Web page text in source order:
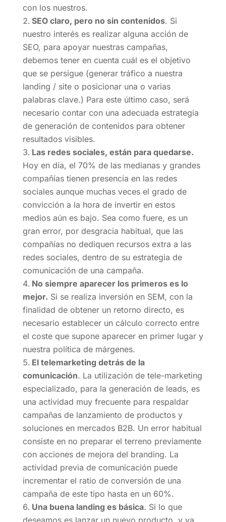
con los nuestros.
SEO claro, pero no sin contenidos. Si
nuestro interés es realizar alguna acción de
SEO, para apoyar nuestras campañas,
debemos tener en cuenta cuál es el objetivo
que se persigue (generar tráfico a nuestra
landing / site o posicionar una o varias
palabras clave.) Para este último caso, será
necesario contar con una adecuada estrategia
de generación de contenidos para obtener
resultados visibles.
Las redes sociales, están para quedarse.
Hoy en día, el 70% de las medianas y grandes
compañías tienen presencia en las redes
sociales aunque muchas veces el grado de
convicción a la hora de invertir en estos
medios aún es bajo. Sea como fuere, es un
gran error, por desgracia habitual, que las
compañías no dediquen recursos extra a las
redes sociales, dentro de su estrategia de
comunicación de una campaña.
No siempre aparecer los primeros es lo
mejor. Si se realiza inversión en SEM, con la
finalidad de obtener un retorno directo, es
necesario establecer un cálculo correcto entre
el coste que supone aparecer en primer lugar y
nuestra política de márgenes.
El telemarketing detrás de la
comunicación. La utilización de tele-marketing
especializado, para la generación de leads, es
una actividad muy frecuente para respaldar
campañas de lanzamiento de productos y
soluciones en mercados B2B. Un error habitual
consiste en no preparar el terreno previamente
con acciones de mejora del branding. La
actividad previa de comunicación puede
incrementar el ratio de conversión de una
campaña de este tipo hasta en un 60%.
Una buena landing es básica. Si lo que
deseamos es lanzar un nuevo producto, y ya